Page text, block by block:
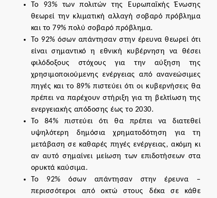
Το 93% των πολιτών της Ευρωπαϊκής Ένωσης
θεωρεί την κλιματική αλλαγή σοβαρό πρόβλημα
και το 79% πολύ σοβαρό πρόβλημα.
Το 92% όσων απάντησαν στην έρευνα θεωρεί ότι
είναι σημαντικό η εθνική κυβέρνηση να θέσει
φιλόδοξους στόχους για την αύξηση της
χρησιμοποιούμενης ενέργειας από ανανεώσιμες
πηγές και το 89% πιστεύει ότι οι κυβερνήσεις θα
πρέπει να παρέχουν στήριξη για τη βελτίωση της
ενεργειακής απόδοσης έως το 2030.
Το 84% πιστεύει ότι θα πρέπει να διατεθεί
υψηλότερη δημόσια χρηματοδότηση για τη
μετάβαση σε καθαρές πηγές ενέργειας, ακόμη κι
αν αυτό σημαίνει μείωση των επιδοτήσεων στα
ορυκτά καύσιμα.
Το 92% όσων απάντησαν στην έρευνα –
περισσότεροι από οκτώ στους δέκα σε κάθε